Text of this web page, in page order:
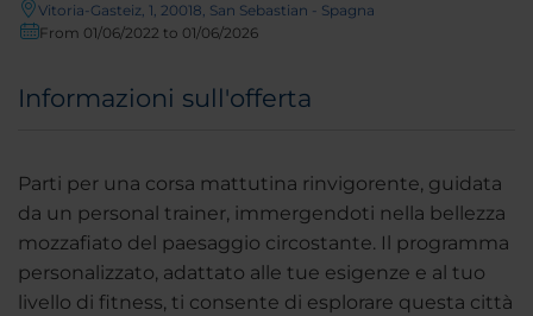
Vitoria-Gasteiz, 1, 20018, San Sebastian - Spagna
From 01/06/2022 to 01/06/2026
Informazioni sull'offerta
Parti per una corsa mattutina rinvigorente, guidata
da un personal trainer, immergendoti nella bellezza
mozzafiato del paesaggio circostante. Il programma
personalizzato, adattato alle tue esigenze e al tuo
livello di fitness, ti consente di esplorare questa città